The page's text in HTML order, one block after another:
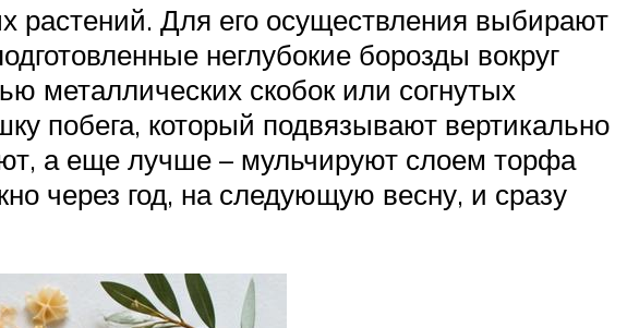
растений. Для его осуществления выбирают
неглубокие борозды вокруг
металлических скобок или согнутых
побега, который подвязывают вертикально
а еще лучше – мульчируют слоем торфа
через год, на следующую весну, и сразу